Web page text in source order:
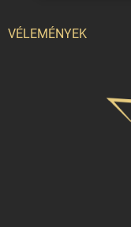
VÉLEMÉNYEK